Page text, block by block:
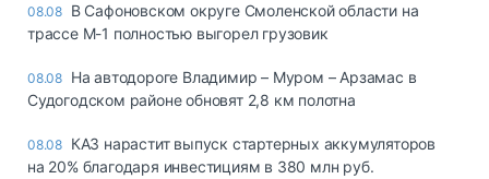
08.08 В Сафоновском округе Смоленской области на
трассе М-1 полностью выгорел грузовик
08.08 На автодороге Владимир – Муром – Арзамас в
Судогодском районе обновят 2,8 км полотна
08.08 КАЗ нарастит выпуск стартерных аккумуляторов
на 20% благодаря инвестициям в 380 млн руб.